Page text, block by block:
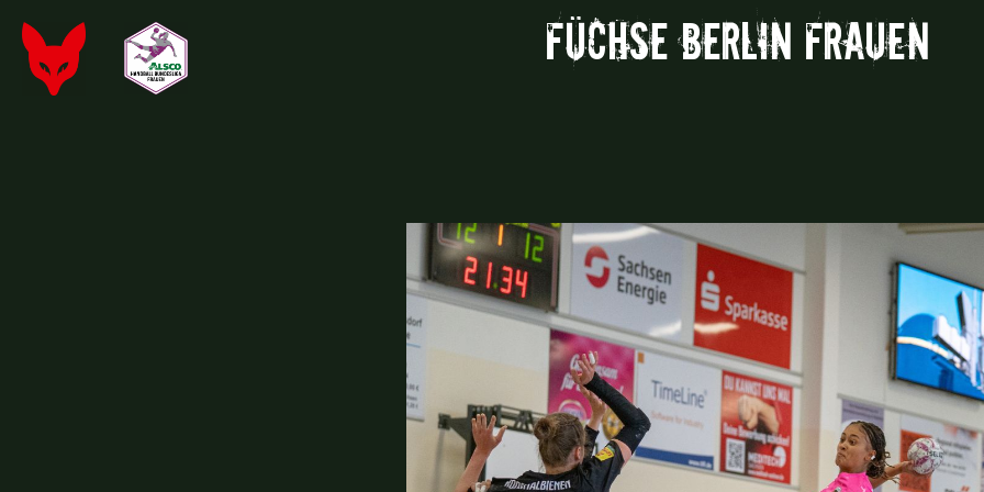
Füchse Berlin Frauen